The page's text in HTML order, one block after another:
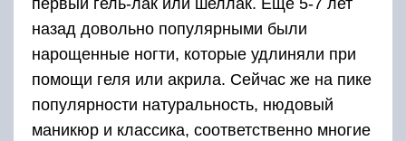
первый гель-лак или шеллак. Еще 5-7 лет
назад довольно популярными были
нарощенные ногти, которые удлиняли при
помощи геля или акрила. Сейчас же на пике
популярности натуральность, нюдовый
маникюр и классика, соответственно многие